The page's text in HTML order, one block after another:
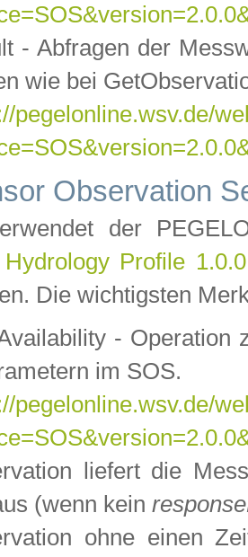
- Abfragen der
wie bei
pegelonline.wsv.de/
Observation
der
Profile
Die wichtigsten
- Operation
im SOS.
pegelonline.wsv.de/
liefert die
(wenn kein
ohne einen